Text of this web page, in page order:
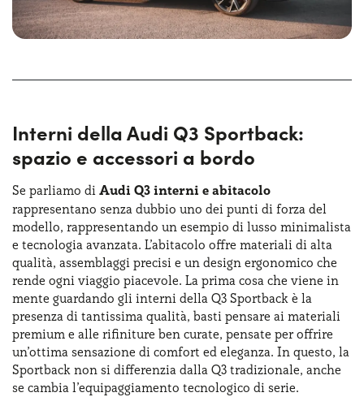
Interni della Audi Q3 Sportback:
spazio e accessori a bordo
Se parliamo di Audi Q3 interni e abitacolo
rappresentano senza dubbio uno dei punti di forza del
modello, rappresentando un esempio di lusso minimalista
e tecnologia avanzata. L’abitacolo offre materiali di alta
qualità, assemblaggi precisi e un design ergonomico che
rende ogni viaggio piacevole. La prima cosa che viene in
mente guardando gli interni della Q3 Sportback è la
presenza di tantissima qualità, basti pensare ai materiali
premium e alle rifiniture ben curate, pensate per offrire
un’ottima sensazione di comfort ed eleganza. In questo, la
Sportback non si differenzia dalla Q3 tradizionale, anche
se cambia l’equipaggiamento tecnologico di serie.